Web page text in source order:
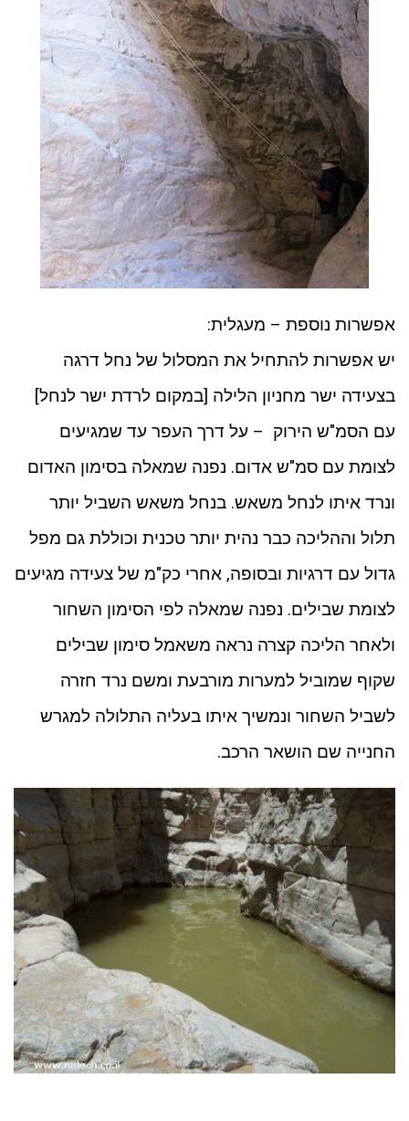
אפשרות נוספת – מעגלית:
יש אפשרות להתחיל את המסלול של נחל דרגה
בצעידה ישר מחניון הלילה [במקום לרדת ישר לנחל]
עם הסמ"ש הירוק – על דרך העפר עד שמגיעים
לצומת עם סמ"ש אדום. נפנה שמאלה בסימון האדום
ונרד איתו לנחל משאש. בנחל משאש השביל יותר
תלול וההליכה כבר נהית יותר טכנית וכוללת גם מפל
גדול עם דרגיות ובסופה, אחרי כק"מ של צעידה מגיעים
לצומת שבילים. נפנה שמאלה לפי הסימון השחור
ולאחר הליכה קצרה נראה משאמל סימון שבילים
שקוף שמוביל למערות מורבעת ומשם נרד חזרה
לשביל השחור ונמשיך איתו בעליה התלולה למגרש
החנייה שם הושאר הרכב.